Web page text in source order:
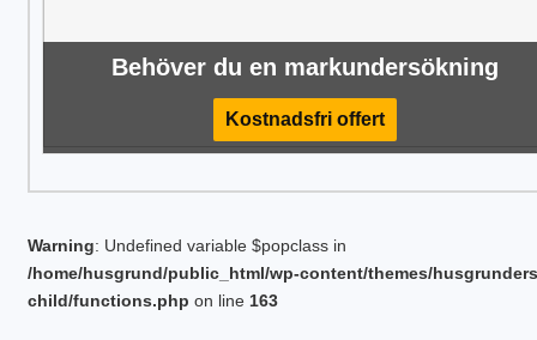
Behöver du en markundersökning
Kostnadsfri offert
Warning: Undefined variable $popclass in
/home/husgrund/public_html/wp-content/themes/
child/functions.php on line 163